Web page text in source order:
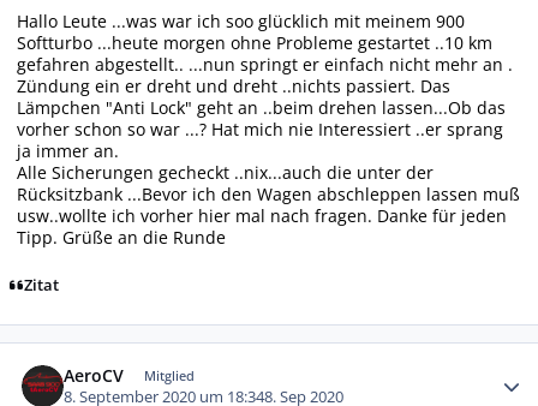
Hallo Leute ...was war ich soo glücklich mit meinem 900
Softturbo ...heute morgen ohne Probleme gestartet ..10 km
gefahren abgestellt.. ...nun springt er einfach nicht mehr an .
Zündung ein er dreht und dreht ..nichts passiert. Das
Lämpchen "Anti Lock" geht an ..beim drehen lassen...Ob das
vorher schon so war ...? Hat mich nie Interessiert ..er sprang
ja immer an.
Alle Sicherungen gecheckt ..nix...auch die unter der
Rücksitzbank ...Bevor ich den Wagen abschleppen lassen muß
usw..wollte ich vorher hier mal nach fragen. Danke für jeden
Tipp. Grüße an die Runde
Zitat
AeroCV Mitglied
8. September 2020 um 18:348. Sep 2020